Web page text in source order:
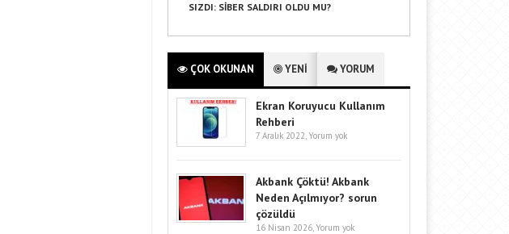
SIZDI: SIBER SALDIRI OLDU MU?
ÇOK OKUNAN YENİ YORUM
Ekran Koruyucu Kullanım
Rehberi
7 Aralık 2022, Yorum yok
Akbank Çöktü! Akbank
Neden Açılmıyor? sorun
çözüldü
16 Nisan 2026, Yorum yok